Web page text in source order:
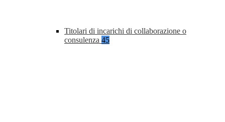
Titolari di incarichi di collaborazione o
consulenza 45